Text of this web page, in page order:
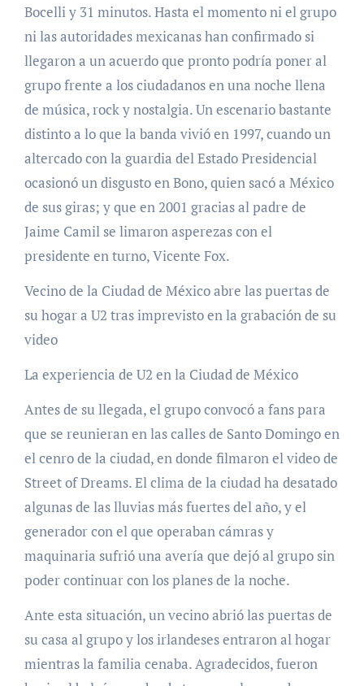
Bocelli y 31 minutos. Hasta el momento ni el grupo
ni las autoridades mexicanas han confirmado si
llegaron a un acuerdo que pronto podría poner al
grupo frente a los ciudadanos en una noche llena
de música, rock y nostalgia. Un escenario bastante
distinto a lo que la banda vivió en 1997, cuando un
altercado con la guardia del Estado Presidencial
ocasionó un disgusto en Bono, quien sacó a México
de sus giras; y que en 2001 gracias al padre de
Jaime Camil se limaron asperezas con el
presidente en turno, Vicente Fox.
Vecino de la Ciudad de México abre las puertas de
su hogar a U2 tras imprevisto en la grabación de su
video
La experiencia de U2 en la Ciudad de México
Antes de su llegada, el grupo convocó a fans para
que se reunieran en las calles de Santo Domingo en
el cenro de la ciudad, en donde filmaron el video de
Street of Dreams. El clima de la ciudad ha desatado
algunas de las lluvias más fuertes del año, y el
generador con el que operaban cámras y
maquinaria sufrió una avería que dejó al grupo sin
poder continuar con los planes de la noche.
Ante esta situación, un vecino abrió las puertas de
su casa al grupo y los irlandeses entraron al hogar
mientras la familia cenaba. Agradecidos, fueron